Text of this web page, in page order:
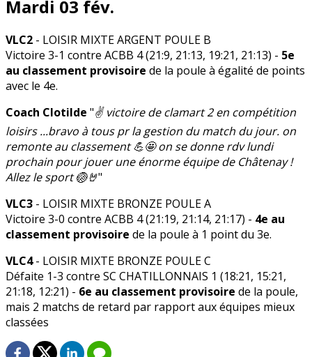
Mardi 03 fév.
VLC2 - LOISIR MIXTE ARGENT POULE B
Victoire 3-1 contre ACBB 4 (21:9, 21:13, 19:21, 21:13) - 5e
au classement provisoire de la poule à égalité de points
avec le 4e.
Coach Clotilde "✌️ victoire de clamart 2 en compétition
loisirs ...bravo à tous pr la gestion du match du jour. on
remonte au classement 💪🤩 on se donne rdv lundi
prochain pour jouer une énorme équipe de Châtenay !
Allez le sport 🏐🤘"
VLC3 - LOISIR MIXTE BRONZE POULE A
Victoire 3-0 contre ACBB 4 (21:19, 21:14, 21:17) - 4e au
classement provisoire de la poule à 1 point du 3e.
VLC4- LOISIR MIXTE BRONZE POULE C
Défaite 1-3 contre SC CHATILLONNAIS 1 (18:21, 15:21,
21:18, 12:21) - 6e au classement provisoire de la poule,
mais 2 matchs de retard par rapport aux équipes mieux
classées